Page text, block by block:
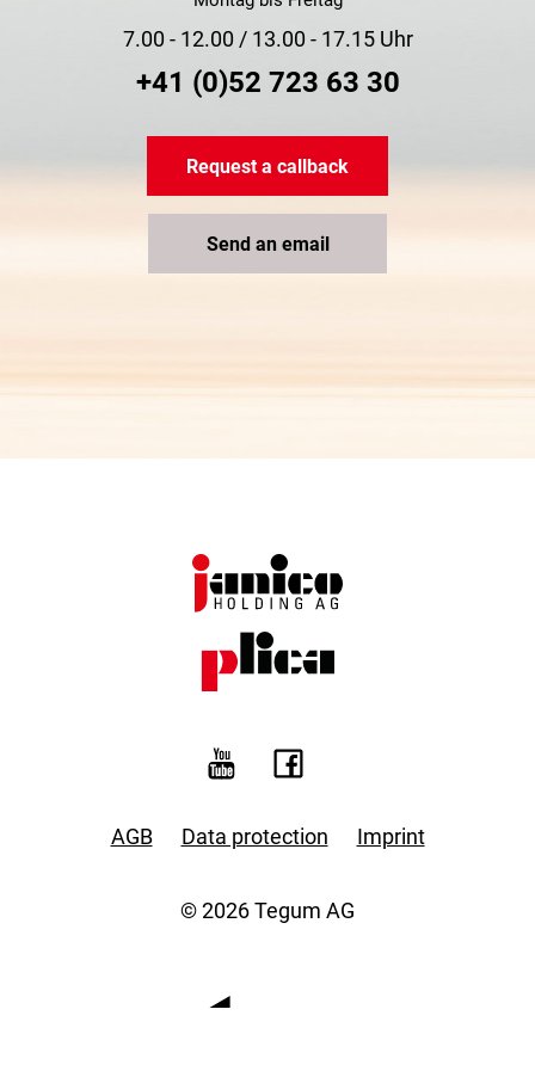
7.00 - 12.00 / 13.00 - 17.15 Uhr
+41 (0)52 723 63 30
Request a callback
Send an email
AGB Data protection Imprint
© 2026 Tegum AG